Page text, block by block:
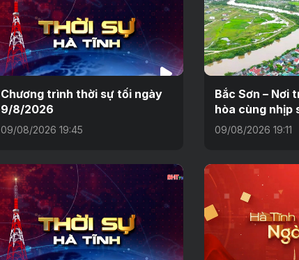
Chương trình thời sự tối ngày
9/8/2026
09/08/2026 19:45
Bắc Sơn – Nơi
hòa cùng nhịp
09/08/2026 19:11